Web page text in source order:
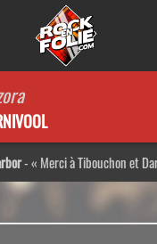
- Merci à Tibouchon et Darta